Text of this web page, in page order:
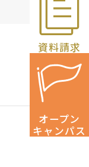
資料請求
オープン
キャンパス